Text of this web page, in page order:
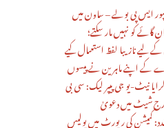
ایس پی بولے – ساون میں
گائے کو نہیں مار سکتے؛
لیے نازیبا لفظ استعمال کیے
کے اپنے ماہرین نے پیسوں
نیٹ-یو جی پیپر لیک: سی بی
شیٹ میں دعویٰ
کمیشن کی رپورٹ میں پولیس